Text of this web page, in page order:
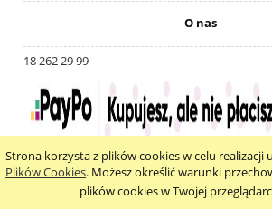
Strona korzysta z plików cookies w celu realizacji
Plików Cookies. Możesz określić warunki
plików cookies w Twojej
O nas
18 262 29 99
pokaż pełną wersję
Sklep internetowy